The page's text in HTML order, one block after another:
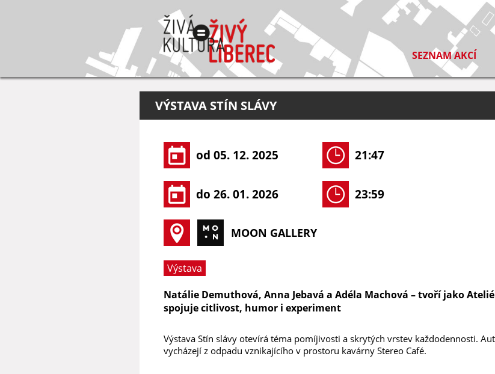
SEZNAM AKCÍ
VÝSTAVA STÍN SLÁVY
od 05. 12. 2025 21:47
do 26. 01. 2026 23:59
MOON GALLERY
Výstava
Natálie Demuthová, Anna Jebavá a Adéla Machová – tvoří jako
spojuje citlivost, humor i experiment
Výstava Stín slávy otevírá téma pomíjivosti a skrytých vrstev každodennosti.
vycházejí z odpadu vznikajícího v prostoru kavárny Stereo Café.